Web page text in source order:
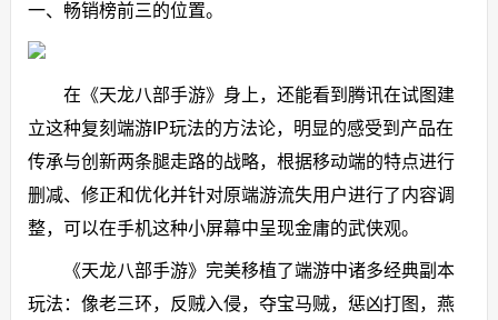
一、畅销榜前三的位置。
在《天龙八部手游》身上，还能看到腾讯在试图建
立这种复刻端游IP玩法的方法论，明显的感受到产品在
传承与创新两条腿走路的战略，根据移动端的特点进行
删减、修正和优化并针对原端游流失用户进行了内容调
整，可以在手机这种小屏幕中呈现金庸的武侠观。
《天龙八部手游》完美移植了端游中诸多经典副本
玩法：像老三环，反贼入侵，夺宝马贼，惩凶打图，燕